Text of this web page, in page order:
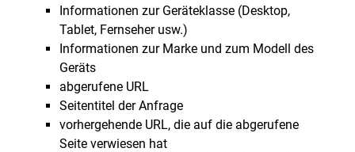
Informationen zur Geräteklasse (Desktop,
Tablet, Fernseher usw.)
Informationen zur Marke und zum Modell des
Geräts
abgerufene URL
Seitentitel der Anfrage
vorhergehende URL, die auf die abgerufene
Seite verwiesen hat